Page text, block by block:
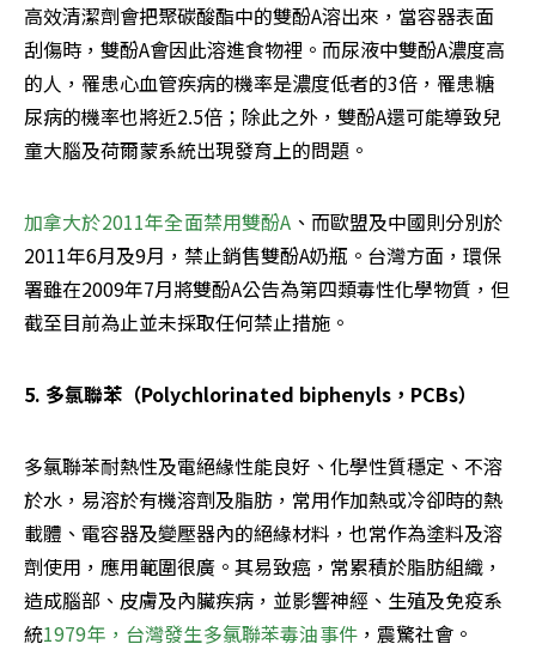
高效清潔劑會把聚碳酸酯中的雙酚A溶出來，當容器表面
刮傷時，雙酚A會因此溶進食物裡。而尿液中雙酚A濃度高
的人，罹患心血管疾病的機率是濃度低者的3倍，罹患糖
尿病的機率也將近2.5倍；除此之外，雙酚A還可能導致兒
童大腦及荷爾蒙系統出現發育上的問題。
加拿大於2011年全面禁用雙酚A 、而歐盟及中國則分別於
2011年6月及9月，禁止銷售雙酚A奶瓶。台灣方面，環保
署雖在2009年7月將雙酚A公告為第四類毒性化學物質，但
截至目前為止並未採取任何禁止措施。
5. 多氯聯苯（Polychlorinated biphenyls，PCBs）
多氯聯苯耐熱性及電絕緣性能良好、化學性質穩定、不溶
於水，易溶於有機溶劑及脂肪，常用作加熱或冷卻時的熱
載體、電容器及變壓器內的絕緣材料，也常作為塗料及溶
劑使用，應用範圍很廣。其易致癌，常累積於脂肪組織，
造成腦部、皮膚及內臟疾病，並影響神經、生殖及免疫系
統1979年，台灣發生多氯聯苯毒油事件，震驚社會。